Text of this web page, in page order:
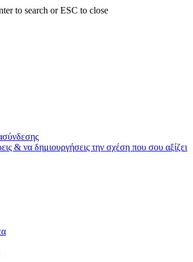
to search or ESC to close
& να δημιουργήσεις την σχέση που σου αξίζει